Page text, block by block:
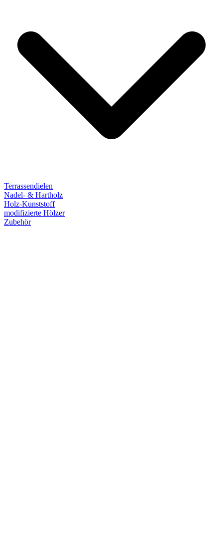
Terrassendielen
Nadel- & Hartholz
Holz-Kunststoff
modifizierte Hölzer
Zubehör